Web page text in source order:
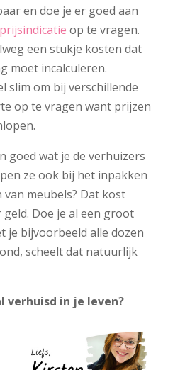
en doe je er goed aan
op te vragen.
een stukje kosten dat
moet incalculeren.
slim om bij verschillende
op te vragen want prijzen
goed wat je de verhuizers
ze ook bij het inpakken
meubels? Dat kost
Doe je al een groot
je bijvoorbeeld alle dozen
scheelt dat natuurlijk
verhuisd in je leven?